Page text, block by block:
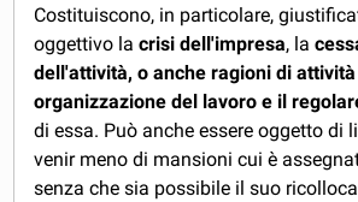
Costituiscono, in particolare,
oggettivo la crisi dell'impresa, la
dell'attività, o anche ragioni di
organizzazione del lavoro e il
di essa. Può anche essere oggetto di
venir meno di mansioni cui è
senza che sia possibile il suo